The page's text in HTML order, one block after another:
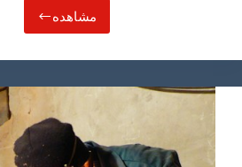
مشاهدهحقوق
در
چقدر
است؟
راهنمای
مهاجرت
فرهنگیان